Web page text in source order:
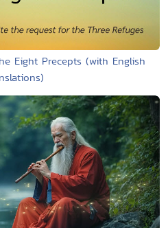
Eight Precepts (with English